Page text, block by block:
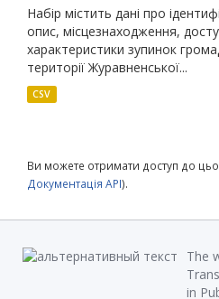
Набір містить дані про
опис, місцезнаходження,
характеристики зупинок
території Журавненської...
CSV
Ви можете отримати доступ до
Документація API).
The
in